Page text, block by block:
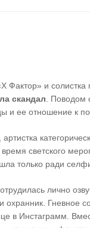
Фактор» и солистка
скандал .
и ее отношение к
светского
только ради
лично
охранник. Гневное
в Инстаграмм.